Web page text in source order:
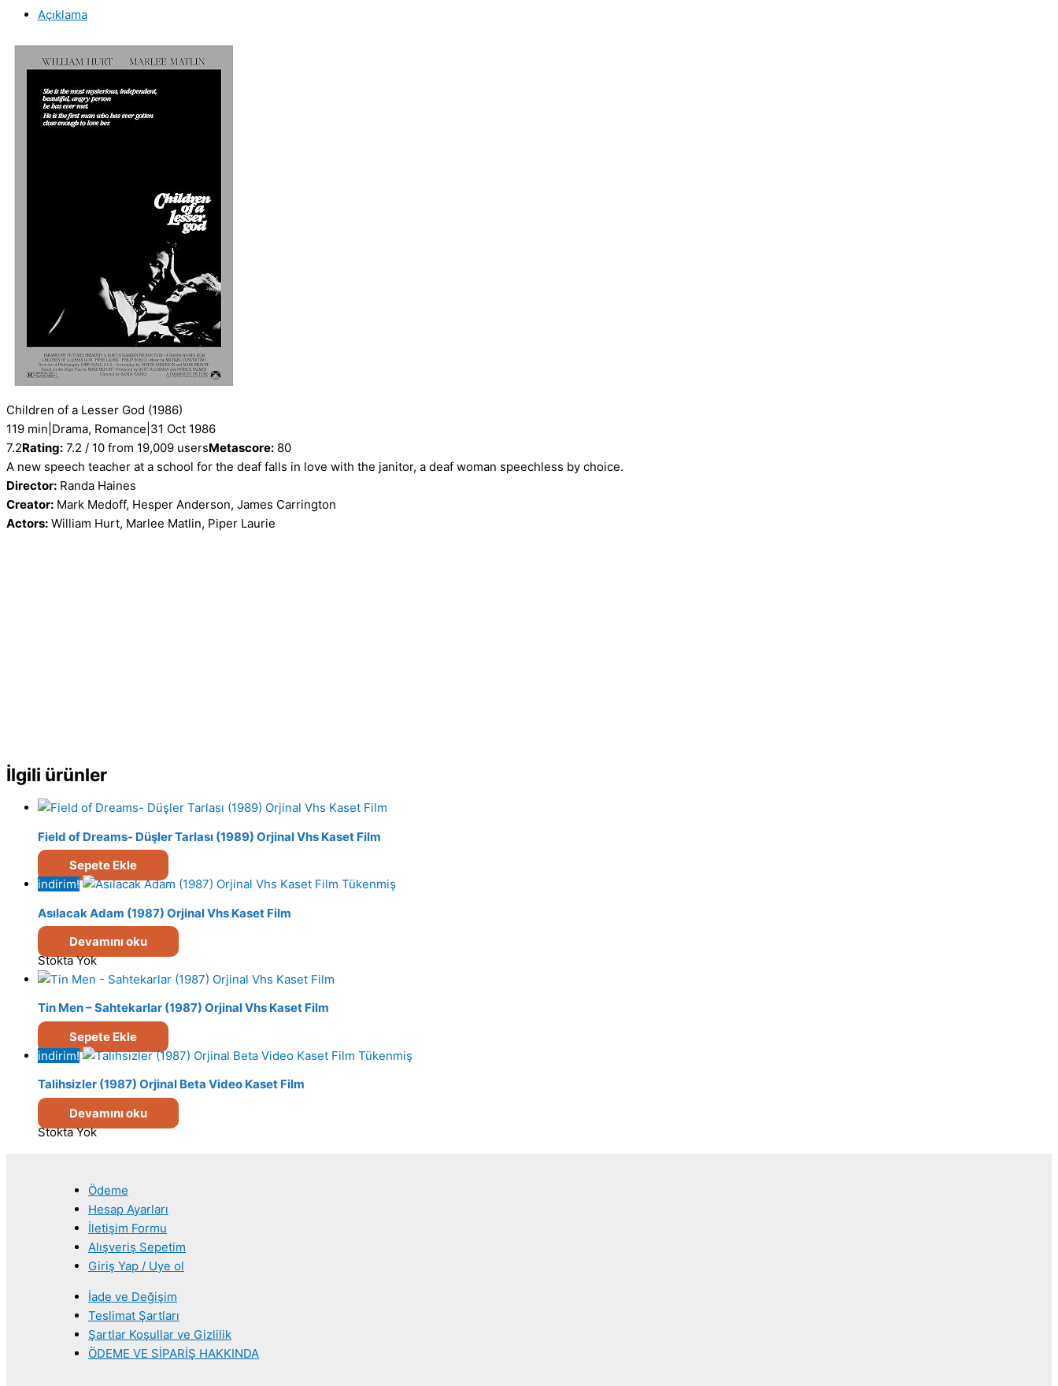
Lesser
Açıklama
Children of a Lesser God (1986)
119 min Drama, Romance 31 Oct 1986
7.2Rating: 7.2 / 10 from 19,009 usersMetascore: 80
A new speech teacher at a school for the deaf falls in love with the janitor, a deaf woman speechless by choice.
Director: Randa Haines
Creator: Mark Medoff, Hesper Anderson, James Carrington
Actors: William Hurt, Marlee Matlin, Piper Laurie
İlgili ürünler
Field of Dreams- Düşler Tarlası (1989) Orjinal Vhs Kaset Film
Sepete Ekle
indirim!
Tükenmiş
Asılacak Adam (1987) Orjinal Vhs Kaset Film
Devamını oku
Stokta Yok
Tin Men – Sahtekarlar (1987) Orjinal Vhs Kaset Film
Sepete Ekle
indirim!
Tükenmiş
Talihsizler (1987) Orjinal Beta Video Kaset Film
Devamını oku
Stokta Yok
Ödeme
Hesap Ayarları
İletişim Formu
Alışveriş Sepetim
Giriş Yap / Uye ol
İade ve Değişim
Teslimat Şartları
Şartlar Koşullar ve Gizlilik
ÖDEME VE SİPARİŞ HAKKINDA